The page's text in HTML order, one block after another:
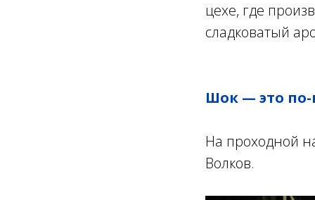
цехе, где
сладковатый
Шок — это
На проходной
Волков.